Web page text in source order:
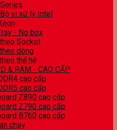
vi xử lý Intel
- No box
Socket
dòng
thế hệ
& RAM - CAO CẤP
cao cấp
cao cấp
Z890 cao cấp
Z790 cao cấp
B760 cao cấp
chạy